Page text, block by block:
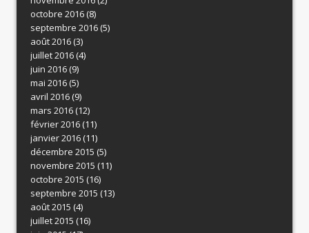
octobre 2016(8)
septembre 2016(5)
août 2016(3)
juillet 2016(4)
juin 2016(9)
mai 2016(5)
avril 2016(9)
mars 2016(12)
février 2016(11)
janvier 2016(11)
décembre 2015 (5)
novembre 2015 (11)
octobre 2015 (16)
septembre 2015 (13)
août 2015 (4)
juillet 2015 (16)